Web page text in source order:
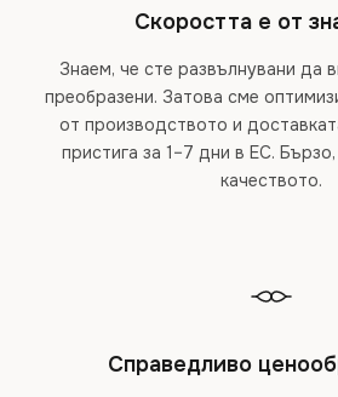
Скоростта е от
Знаем, че сте развълнувани да
преобразени. Затова сме
от производството и
пристига за 1–7 дни в ЕС.
качеството.
Справедливо